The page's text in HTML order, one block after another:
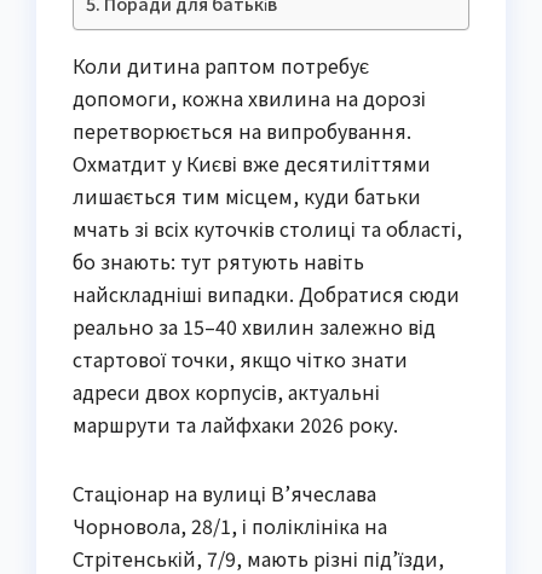
Коли дитина раптом потребує
допомоги, кожна хвилина на дорозі
перетворюється на випробування.
Охматдит у Києві вже десятиліттями
лишається тим місцем, куди батьки
мчать зі всіх куточків столиці та області,
бо знають: тут рятують навіть
найскладніші випадки. Добратися сюди
реально за 15–40 хвилин залежно від
стартової точки, якщо чітко знати
адреси двох корпусів, актуальні
маршрути та лайфхаки 2026 року.
Стаціонар на вулиці В’ячеслава
Чорновола, 28/1, і поліклініка на
Стрітенській, 7/9, мають різні під’їзди,